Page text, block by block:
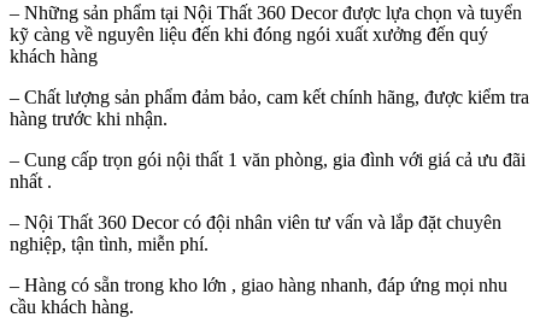
– Những sản phẩm tại Nội Thất 360 Decor được lựa chọn và tuyển
kỹ càng về nguyên liệu đến khi đóng ngói xuất xưởng đến quý
khách hàng
– Chất lượng sản phẩm đảm bảo, cam kết chính hãng, được kiểm tra
hàng trước khi nhận.
– Cung cấp trọn gói nội thất 1 văn phòng, gia đình với giá cả ưu đãi
nhất .
– Nội Thất 360 Decor có đội nhân viên tư vấn và lắp đặt chuyên
nghiệp, tận tình, miễn phí.
– Hàng có sẵn trong kho lớn , giao hàng nhanh, đáp ứng mọi nhu
cầu khách hàng.